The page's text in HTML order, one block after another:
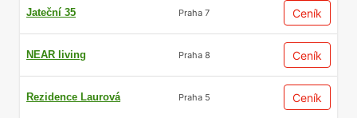
Jateční 35 Praha 7 Ceník
NEAR living Praha 8 Ceník
Rezidence Laurová Praha 5 Ceník